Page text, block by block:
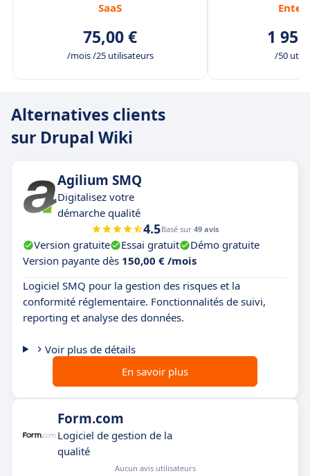
SaaS
75,00 €
/mois /25 utilisateurs
1
/50
Alternatives clients
sur Drupal Wiki
Agilium SMQ
Digitalisez votre
démarche qualité
4.5Basé sur 49 avis
Version gratuite Essai gratuit
Démo gratuite
Version payante dès 150,00 € /mois
Logiciel SMQ pour la gestion des risques et la
conformité réglementaire. Fonctionnalités de suivi,
reporting et analyse des données.
Voir plus de détails
En savoir plus
Form.com
Logiciel de gestion de la
qualité
Aucun avis utilisateurs